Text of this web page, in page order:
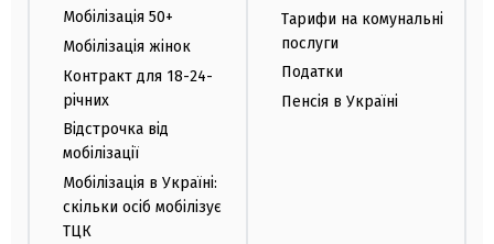
Мобілізація 50+
Мобілізація жінок
Контракт для 18-24-
річних
Відстрочка від
мобілізації
Мобілізація в Україні:
скільки осіб мобілізує
ТЦК
Тарифи на комунальні
послуги
Податки
Пенсія в Україні